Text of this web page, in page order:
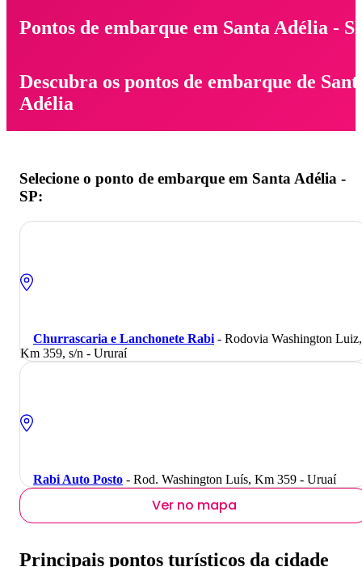
Pontos de embarque em Santa Adélia -
Descubra os pontos de embarque de
Adélia
Selecione o ponto de embarque em Santa Adélia -
SP:
Churrascaria e Lanchonete Rabi - Rodovia Washington Luiz,
Km 359, s/n - Ururaí
Rabi Auto Posto - Rod. Washington Luís, Km 359 - Uruaí
Ver no mapa
Principais pontos turísticos da cidade